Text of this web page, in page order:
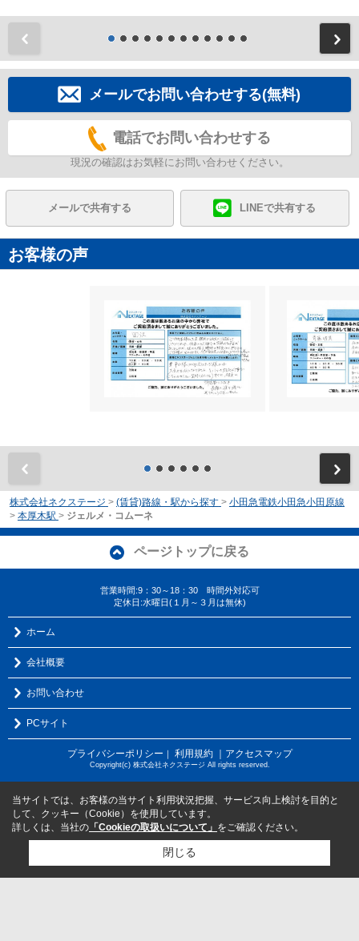
メールでお問い合わせする(無料)
電話でお問い合わせする
現況の確認はお気軽にお問い合わせください。
メールで共有する LINEで共有する
お客様の声
株式会社ネクステージ > (賃貸)路線・駅から探す > 小田急電鉄小田急小田原線
> 本厚木駅 > ジェルメ・コムーネ
ページトップに戻る
営業時間:9：30～18：30 時間外対応可
定休日:水曜日(１月～３月は無休)
ホーム
会社概要
お問い合わせ
PCサイト
プライバシーポリシー ｜ 利用規約 ｜アクセスマップ
Copyright(c) 株式会社ネクステージ All rights reserved.
当サイトでは、お客様の当サイト利用状況把握、サービス向上検討を目的と
して、クッキー（Cookie）を使用しています。
詳しくは、当社の 「Cookieの取扱いについて」 をご確認ください。
閉じる